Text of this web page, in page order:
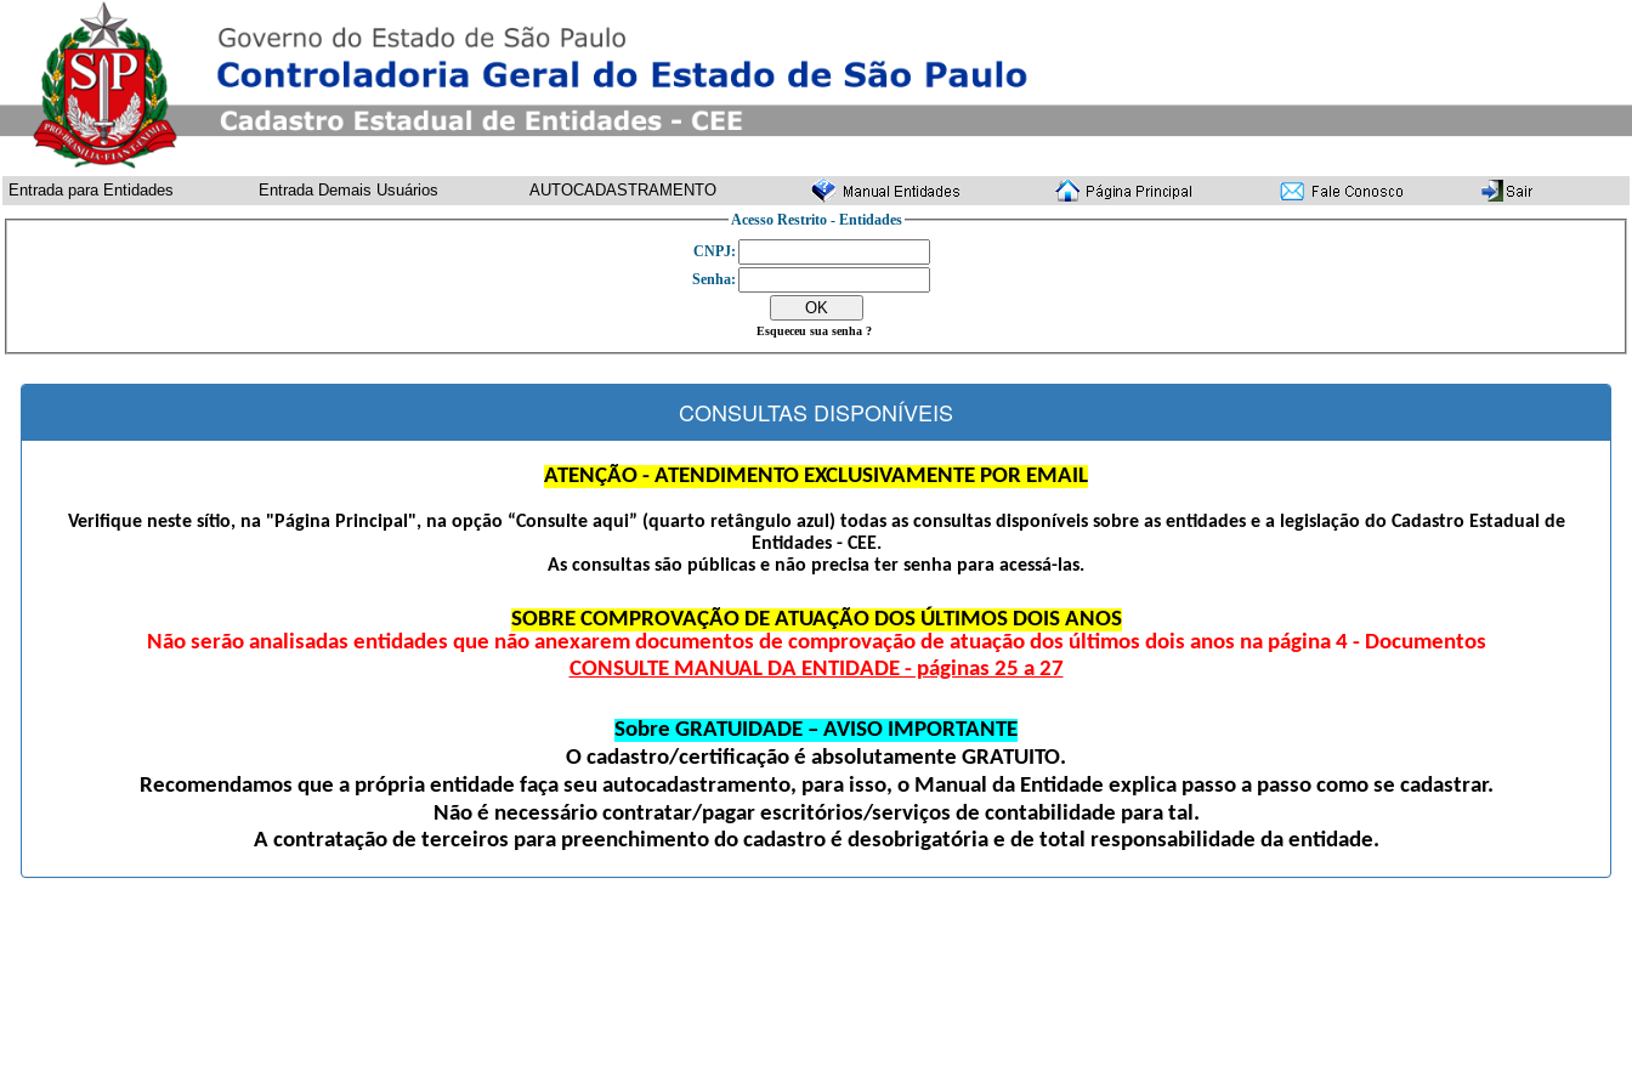
Entrada para Entidades Entrada Demais Usuários AUTOCADASTRAMENTO
Acesso Restrito - Entidades
CNPJ:
Senha:
Esqueceu sua senha ?
CONSULTAS DISPONÍVEIS
ATENÇÃO - ATENDIMENTO EXCLUSIVAMENTE POR EMAIL
Verifique neste sítio, na "Página Principal", na opção “Consulte aqui” (quarto retângulo azul) todas as consultas disponíveis sobre as entidades e a legislação do Cadastro Estadual de
Entidades - CEE.
As consultas são públicas e não precisa ter senha para acessá-las.
SOBRE COMPROVAÇÃO DE ATUAÇÃO DOS ÚLTIMOS DOIS ANOS
Não serão analisadas entidades que não anexarem documentos de comprovação de atuação dos últimos dois anos na página 4 - Documentos
CONSULTE MANUAL DA ENTIDADE - páginas 25 a 27
Sobre GRATUIDADE – AVISO IMPORTANTE
O cadastro/certificação é absolutamente GRATUITO.
Recomendamos que a própria entidade faça seu autocadastramento, para isso, o Manual da Entidade explica passo a passo como se cadastrar.
Não é necessário contratar/pagar escritórios/serviços de contabilidade para tal.
A contratação de terceiros para preenchimento do cadastro é desobrigatória e de total responsabilidade da entidade.